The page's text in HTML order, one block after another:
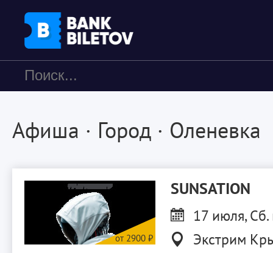
Афиша · Город · Оленевка
SUNSATION
17 июля,
Экстрим